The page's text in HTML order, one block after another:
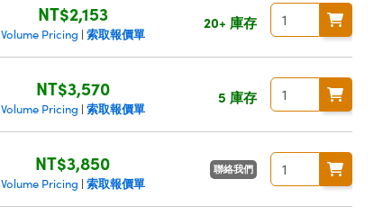
NT$2,153
Volume Pricing | 索取報價單
20+ 庫存
NT$3,570
Volume Pricing | 索取報價單
5 庫存
NT$3,850
Volume Pricing | 索取報價單
聯絡我們